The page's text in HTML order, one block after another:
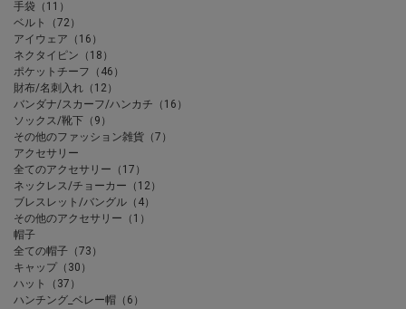
手袋（11）
ベルト（72）
アイウェア（16）
ネクタイピン（18）
ポケットチーフ（46）
財布/名刺入れ（12）
バンダナ/スカーフ/ハンカチ（16）
ソックス/靴下（9）
その他のファッション雑貨（7）
アクセサリー
全てのアクセサリー（17）
ネックレス/チョーカー（12）
ブレスレット/バングル（4）
その他のアクセサリー（1）
帽子
全ての帽子（73）
キャップ（30）
ハット（37）
ハンチング_ベレー帽（6）